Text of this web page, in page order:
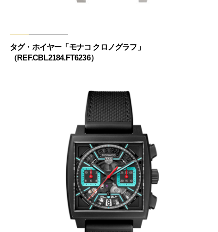
タグ・ホイヤー「モナコ クロノグラフ」
（REF.CBL2184.FT6236）